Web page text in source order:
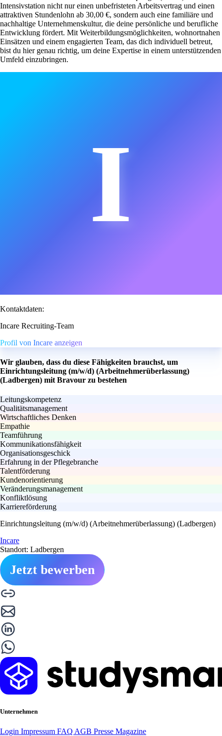
Intensivstation nicht nur einen unbefristeten Arbeitsvertrag und einen
attraktiven Stundenlohn ab 30,00 €, sondern auch eine familiäre und
nachhaltige Unternehmenskultur, die deine persönliche und berufliche
Entwicklung fördert. Mit Weiterbildungsmöglichkeiten, wohnortnahen
Einsätzen und einem engagierten Team, das dich individuell betreut,
bist du hier genau richtig, um deine Expertise in einem unterstützenden
Umfeld einzubringen.
I
Kontaktdaten:
Incare Recruiting-Team
Profil von Incare anzeigen
Wir glauben, dass du diese Fähigkeiten brauchst, um
Einrichtungsleitung (m/w/d) (Arbeitnehmerüberlassung)
(Ladbergen) mit Bravour zu bestehen
Leitungskompetenz
Qualitätsmanagement
Wirtschaftliches Denken
Empathie
Teamführung
Kommunikationsfähigkeit
Organisationsgeschick
Erfahrung in der Pflegebranche
Talentförderung
Kundenorientierung
Veränderungsmanagement
Konfliktlösung
Karriereförderung
Einrichtungsleitung (m/w/d) (Arbeitnehmerüberlassung) (Ladbergen)
Incare
Standort: Ladbergen
Jetzt bewerben
Unternehmen
Login Impressum FAQ AGB Presse Magazine